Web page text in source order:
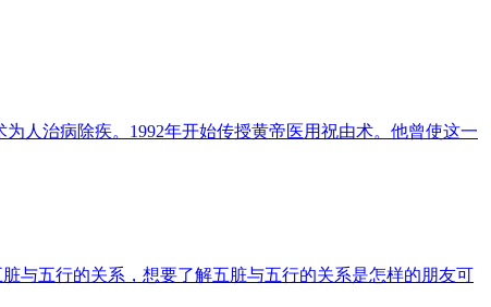
人治病除疾。1992年开始传授黄帝医用祝由术。他曾使这一
与五行的关系，想要了解五脏与五行的关系是怎样的朋友可